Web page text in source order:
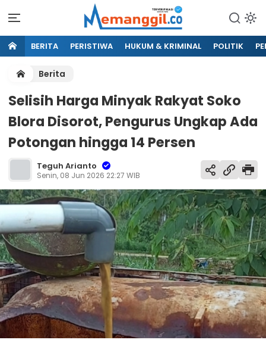
BERITA PERISTIWA HUKUM & KRIMINAL POLITIK
Berita
Selisih Harga Minyak Rakyat Soko
Blora Disorot, Pengurus Ungkap Ada
Potongan hingga 14 Persen
Teguh Arianto
Senin, 08 Jun 2026 22:27 WIB